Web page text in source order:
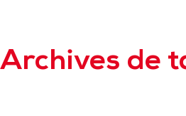
Archives de